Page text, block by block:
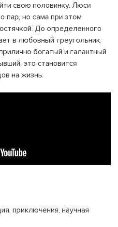
свою половинку. Люси
пар, но сама при этом
До определенного
в любовный треугольник,
богатый и галантный
это становится
на жизнь.
приключения, научная